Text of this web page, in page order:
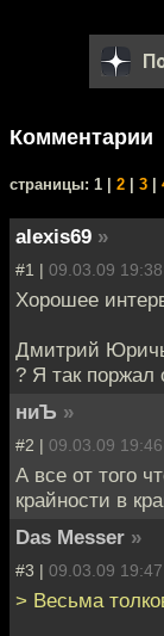
Комментарии
cтраницы: 1 | 2 3
alexis69 »
#1 | 09.03.09 19:38
Хорошее
Дмитрий
? Я так поржал
ниЪ »
#2 | 09.03.09 19:46
А все от того
крайности в
Das Messer »
#3 | 09.03.09 19:47
> Весьма